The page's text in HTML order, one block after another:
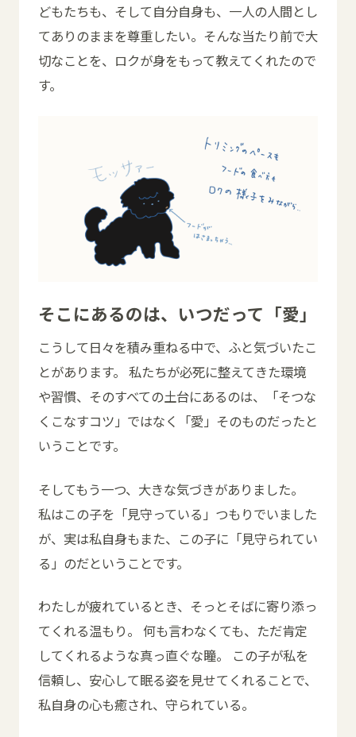
どもたちも、そして自分自身も、一人の人間とし
てありのままを尊重したい。そんな当たり前で大
切なことを、ロクが身をもって教えてくれたので
す。
そこにあるのは、いつだって「愛」
こうして日々を積み重ねる中で、ふと気づいたこ
とがあります。 私たちが必死に整えてきた環境
や習慣、そのすべての土台にあるのは、「そつな
くこなすコツ」ではなく「愛」そのものだったと
いうことです。
そしてもう一つ、大きな気づきがありました。
私はこの子を「見守っている」つもりでいました
が、実は私自身もまた、この子に「見守られてい
る」のだということです。
わたしが疲れているとき、そっとそばに寄り添っ
てくれる温もり。 何も言わなくても、ただ肯定
してくれるような真っ直ぐな瞳。 この子が私を
信頼し、安心して眠る姿を見せてくれることで、
私自身の心も癒され、守られている。